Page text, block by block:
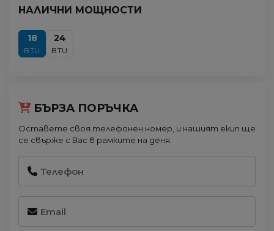
НАЛИЧНИ МОЩНОСТИ
18
BTU
24
BTU
БЪРЗА ПОРЪЧКА
Оставете своя телефонен номер, и нашият екип ще
се свърже с Вас в рамките на деня.